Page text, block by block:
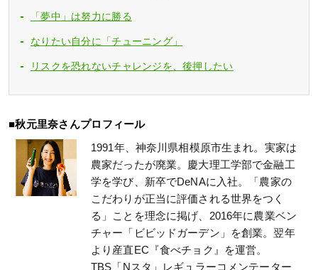
「夢中」は努力に勝る
なりたい自分に「チューニング」
リスクを恐れないチャレンジを、後押したい
■秋元里奈さんプロフィール
1991年、神奈川県相模原市生まれ。実家は
農家だったが廃業。慶大理工学部で金融工
学を学び、新卒でDeNAに入社。「農家の
こだわりが正当に評価される世界をつく
る」ことを理念に掲げ、2016年に農業ベン
チャー「ビビッドガーデン」を創業。翌年
より産直EC『食べチョク』を運営。
TBS「Nスタ」レギュラーコメンテーター